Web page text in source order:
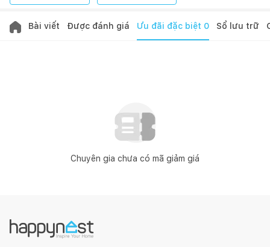
Bài viết Được đánh giá Ưu đãi đặc biệt 0 Sổ lưu trữ
Chuyên gia chưa có mã giảm giá